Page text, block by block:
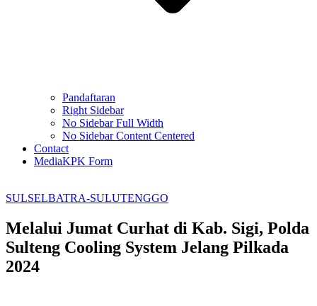
Pandaftaran
Right Sidebar
No Sidebar Full Width
No Sidebar Content Centered
Contact
MediaKPK Form
SULSELBATRA-SULUTENGGO
Melalui Jumat Curhat di Kab. Sigi, Polda
Sulteng Cooling System Jelang Pilkada
2024